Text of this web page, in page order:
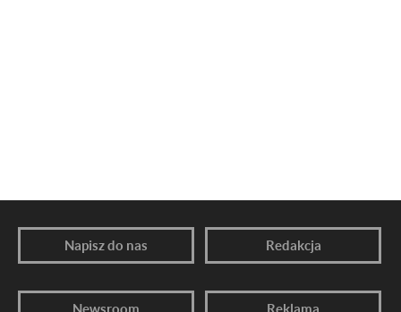
Napisz do nas Redakcja
Newsroom Reklama